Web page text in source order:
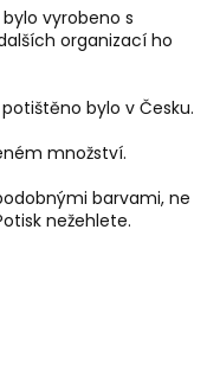
vyrobeno s
organizací ho
bylo v Česku.
množství.
barvami, ne
nežehlete.